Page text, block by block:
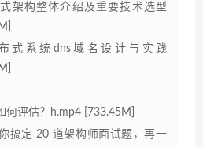
架构整体介绍及重要技术选型
式系统dns域名设计与实践
何评估？h.mp4 [733.45M]
搞定 20 道架构师面试题，再一